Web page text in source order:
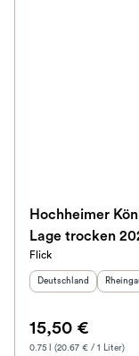
Hochheimer
Lage trocken
Flick
Herkunftsland
Deutschland
15,50 €
0.75 l (20.67 € / 1 Liter)